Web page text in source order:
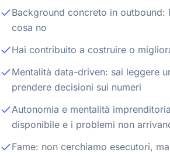
Background concreto in outbound:
cosa no
Hai contribuito a costruire o
Mentalità data-driven: sai leggere
prendere decisioni sui numeri
Autonomia e mentalità
disponibile e i problemi non
Fame: non cerchiamo esecutori,